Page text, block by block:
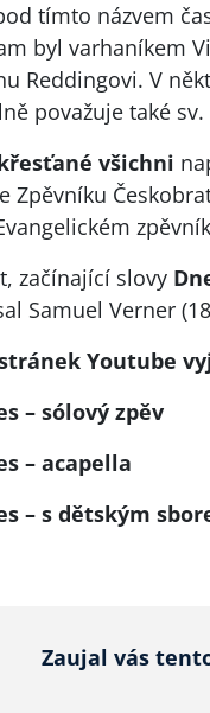
tímto názvem
byl varhaníkem
Reddingovi. V
považuje také
všichni
Zpěvníku
začínající slovy
Samuel Verner
Youtube
– sólový zpěv
– acapella
– s dětským
Zaujal vás